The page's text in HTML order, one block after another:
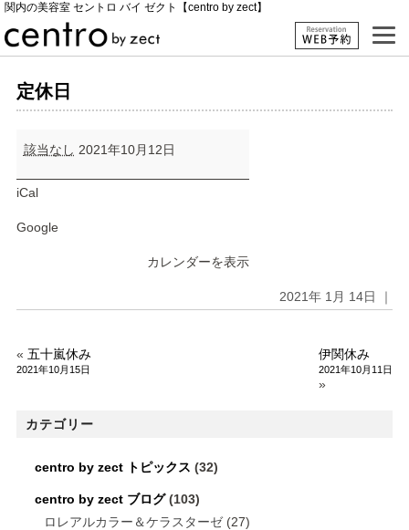
関内の美容室 セントロ バイ ゼクト【centro by zect】
定休日
休該当なし 2021年10月12日
iCal
Google
カレンダーを表示
2021年 1月 14日 ｜
« 五十嵐休み
2021年10月15日
伊関休み
2021年10月11日
»
カテゴリー
centro by zect トピックス (32)
centro by zect ブログ(103)
ロレアルカラー＆ケラスターゼ(27)